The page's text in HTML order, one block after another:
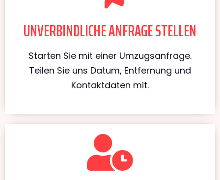
UNVERBINDLICHE ANFRAGE STELLEN
Starten Sie mit einer Umzugsanfrage.
Teilen Sie uns Datum, Entfernung und
Kontaktdaten mit.